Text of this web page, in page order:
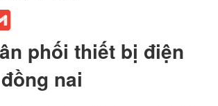
phối thiết bị điện
nai